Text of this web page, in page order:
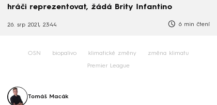
hráči reprezentovat, žádá Brity Infantino
26. srp 2021, 23:44 6 min čtení
OSN biopalivo klimatické změny změna klimatu
Premier League
Tomáš Macák